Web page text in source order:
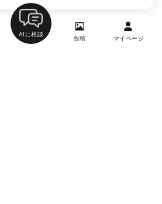
AIに相談
投稿 マイページ